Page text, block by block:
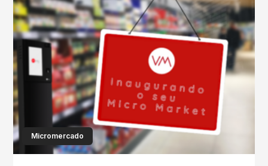
Micromercado